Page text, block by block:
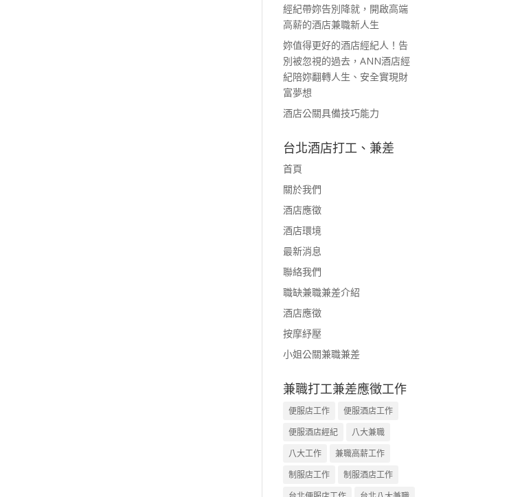
經紀帶妳告別降就，開啟高端
高薪的酒店兼職新人生
妳值得更好的酒店經紀人！告
別被忽視的過去，ANN酒店經
紀陪妳翻轉人生、安全實現財
富夢想
酒店公關具備技巧能力
台北酒店打工、兼差
首頁
關於我們
酒店應徵
酒店環境
最新消息
聯絡我們
職缺兼職兼差介紹
酒店應徵
按摩紓壓
小姐公關兼職兼差
兼職打工兼差應徵工作
便服店工作
便服酒店工作
便服酒店經紀
八大兼職
八大工作
兼職高薪工作
制服店工作
制服酒店工作